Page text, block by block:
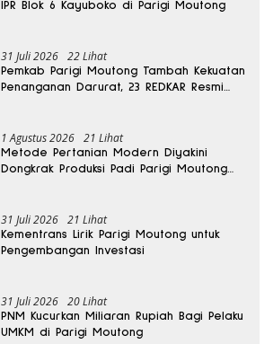
IPR Blok 6 Kayuboko di Parigi Moutong
31 Juli 2026 22 Lihat
Pemkab Parigi Moutong Tambah Kekuatan
Penanganan Darurat, 23 REDKAR Resmi
1 Agustus 2026 21 Lihat
Metode Pertanian Modern Diyakini
Dongkrak Produksi Padi Parigi Moutong
31 Juli 2026 21 Lihat
Kementrans Lirik Parigi Moutong untuk
Pengembangan Investasi
31 Juli 2026 20 Lihat
PNM Kucurkan Miliaran Rupiah Bagi Pelaku
UMKM di Parigi Moutong